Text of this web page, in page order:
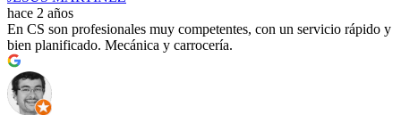
hace 2 años
En CS son profesionales muy competentes, con un servicio rápido y
bien planificado. Mecánica y carrocería.